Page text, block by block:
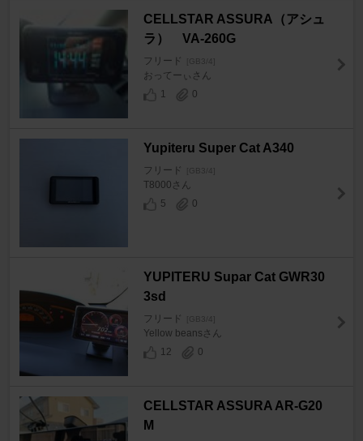
CELLSTAR ASSURA（アシュ
ラ） VA-260G
フリード [GB3/4]
おってーぃさん
1
0
Yupiteru Super Cat A340
フリード [GB3/4]
T8000さん
5
0
YUPITERU Supar Cat GWR30
3sd
フリード [GB3/4]
Yellow beansさん
12
0
CELLSTAR ASSURA AR-G20
M